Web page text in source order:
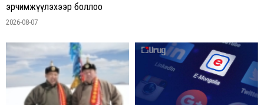
эрчимжүүлэхээр боллоо
2026-08-07